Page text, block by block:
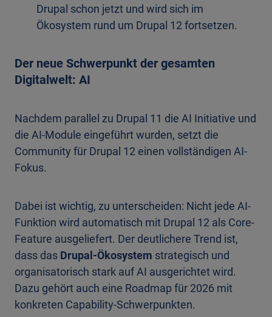
Drupal schon jetzt und wird sich im
Ökosystem rund um Drupal 12 fortsetzen.
Der neue Schwerpunkt der gesamten
Digitalwelt: AI
Nachdem parallel zu Drupal 11 die AI Initiative und
die AI-Module eingeführt wurden, setzt die
Community für Drupal 12 einen vollständigen AI-
Fokus.
Dabei ist wichtig, zu unterscheiden: Nicht jede AI-
Funktion wird automatisch mit Drupal 12 als Core-
Feature ausgeliefert. Der deutlichere Trend ist,
dass das Drupal-Ökosystem strategisch und
organisatorisch stark auf AI ausgerichtet wird.
Dazu gehört auch eine Roadmap für 2026 mit
konkreten Capability-Schwerpunkten.